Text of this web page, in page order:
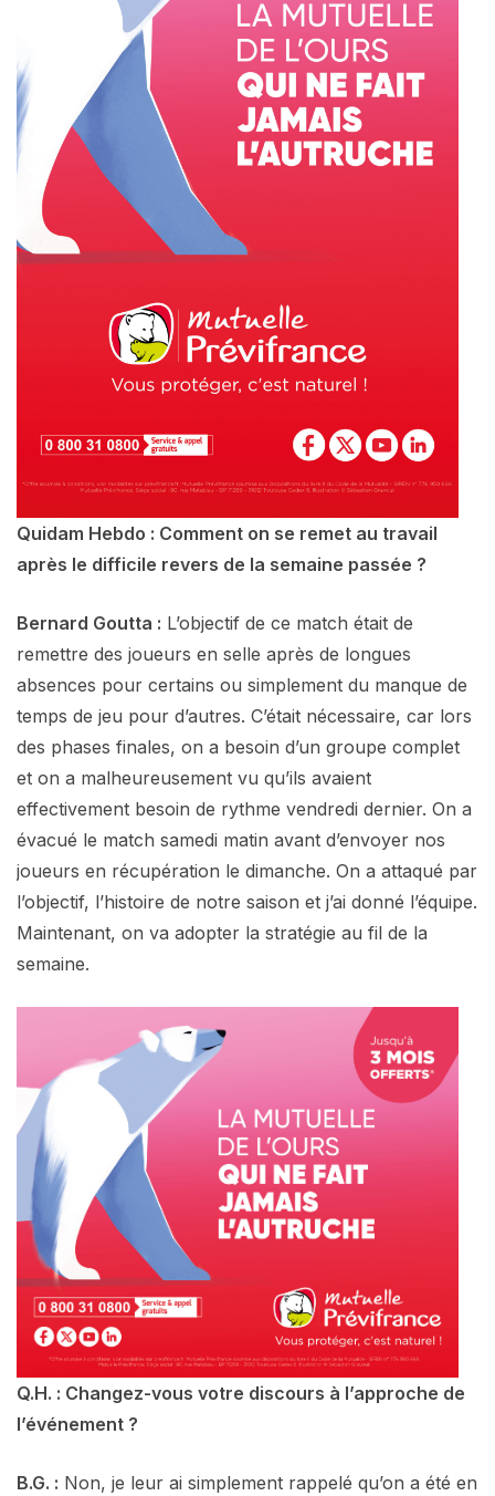
Quidam Hebdo : Comment on se remet au travail
après le difficile revers de la semaine passée ?
Bernard Goutta : L’objectif de ce match était de
remettre des joueurs en selle après de longues
absences pour certains ou simplement du manque de
temps de jeu pour d’autres. C’était nécessaire, car lors
des phases finales, on a besoin d’un groupe complet
et on a malheureusement vu qu’ils avaient
effectivement besoin de rythme vendredi dernier. On a
évacué le match samedi matin avant d’envoyer nos
joueurs en récupération le dimanche. On a attaqué par
l’objectif, l’histoire de notre saison et j’ai donné l’équipe.
Maintenant, on va adopter la stratégie au fil de la
semaine.
Q.H. : Changez-vous votre discours à l’approche de
l’événement ?
B.G. : Non, je leur ai simplement rappelé qu’on a été en